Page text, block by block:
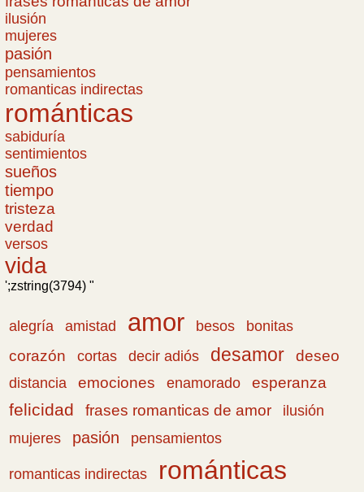
ilusión
mujeres
pasión
pensamientos
romanticas indirectas
románticas
sabiduría
sentimientos
sueños
tiempo
tristeza
verdad
versos
vida
';zstring(3794) "
alegría amistad amor besos
bonitas
corazón
cortas decir adiós desamor deseo
distancia emociones enamorado esperanza
felicidad frases romanticas de amor
ilusión
mujeres
pasión pensamientos
romanticas indirectas románticas